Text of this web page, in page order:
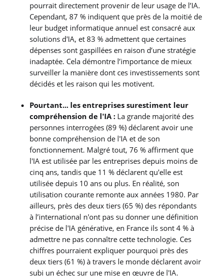
pourrait directement provenir de leur usage de l’IA.
Cependant, 87 % indiquent que près de la moitié de
leur budget informatique annuel est consacré aux
solutions d'IA, et 83 % admettent que certaines
dépenses sont gaspillées en raison d’une stratégie
inadaptée. Cela démontre l’importance de mieux
surveiller la manière dont ces investissements sont
décidés et les raison qui les motivent.
Pourtant... les entreprises surestiment leur
compréhension de l'IA : La grande majorité des
personnes interrogées (89 %) déclarent avoir une
bonne compréhension de l'IA et de son
fonctionnement. Malgré tout, 76 % affirment que
l'IA est utilisée par les entreprises depuis moins de
cinq ans, tandis que 11 % déclarent qu'elle est
utilisée depuis 10 ans ou plus. En réalité, son
utilisation courante remonte aux années 1980. Par
ailleurs, près des deux tiers (65 %) des répondants
à l’international n'ont pas su donner une définition
précise de l'IA générative, en France ils sont 4 % à
admettre ne pas connaître cette technologie. Ces
chiffres pourraient expliquer pourquoi près des
deux tiers (61 %) à travers le monde déclarent avoir
subi un échec sur une mise en œuvre de l'IA.